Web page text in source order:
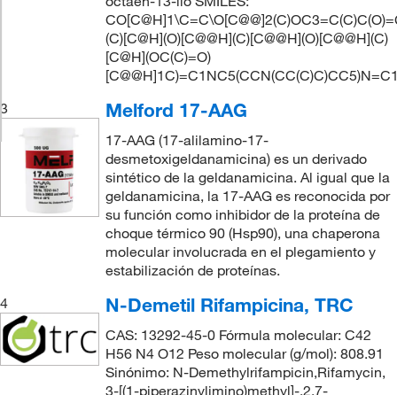
(C)[C@H](O)[C@@H](C)[C@@H](O)[C@@H](C)
[C@H](OC(C)=O)
3
Melford 17-AAG
17-AAG (17-alilamino-17-
desmetoxigeldanamicina) es un derivado
sintético de la geldanamicina. Al igual que la
geldanamicina, la 17-AAG es reconocida por
su función como inhibidor de la proteína de
choque térmico 90 (Hsp90), una chaperona
molecular involucrada en el plegamiento y
estabilización de proteínas.
4
N-Demetil Rifampicina, TRC
CAS: 13292-45-0 Fórmula molecular: C42
H56 N4 O12 Peso molecular (g/mol): 808.91
Sinónimo: N-Demethylrifampicin,Rifamycin,
3-[(1-piperazinylimino)methyl]-,2,7-